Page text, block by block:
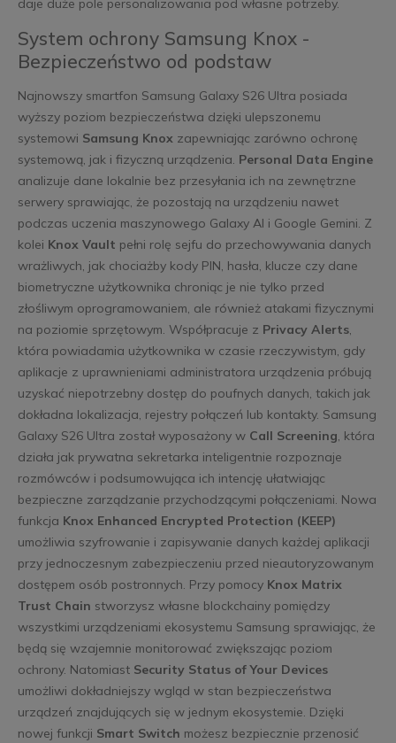
daje duże pole personalizowania pod własne potrzeby.
System ochrony Samsung Knox -
Bezpieczeństwo od podstaw
Najnowszy smartfon Samsung Galaxy S26 Ultra posiada
wyższy poziom bezpieczeństwa dzięki ulepszonemu
systemowi Samsung Knoxzapewniając zarówno ochronę
systemową, jak i fizyczną urządzenia. Personal Data Engine
analizuje dane lokalnie bez przesyłania ich na zewnętrzne
serwery sprawiając, że pozostają na urządzeniu nawet
podczas uczenia maszynowego Galaxy AI i Google Gemini. Z
kolei Knox Vault pełni rolę sejfu do przechowywania danych
wrażliwych, jak chociażby kody PIN, hasła, klucze czy dane
biometryczne użytkownika chroniąc je nie tylko przed
złośliwym oprogramowaniem, ale również atakami fizycznymi
na poziomie sprzętowym. Współpracuje z Privacy Alerts,
która powiadamia użytkownika w czasie rzeczywistym, gdy
aplikacje z uprawnieniami administratora urządzenia próbują
uzyskać niepotrzebny dostęp do poufnych danych, takich jak
dokładna lokalizacja, rejestry połączeń lub kontakty. Samsung
Galaxy S26 Ultra został wyposażony w Call Screening, która
działa jak prywatna sekretarka inteligentnie rozpoznaje
rozmówców i podsumowująca ich intencję ułatwiając
bezpieczne zarządzanie przychodzącymi połączeniami. Nowa
funkcja Knox Enhanced Encrypted Protection (KEEP)
umożliwia szyfrowanie i zapisywanie danych każdej aplikacji
przy jednoczesnym zabezpieczeniu przed nieautoryzowanym
dostępem osób postronnych. Przy pomocy Knox Matrix
Trust Chain stworzysz własne blockchainy pomiędzy
wszystkimi urządzeniami ekosystemu Samsung sprawiając, że
będą się wzajemnie monitorować zwiększając poziom
ochrony. Natomiast Security Status of Your Devices
umożliwi dokładniejszy wgląd w stan bezpieczeństwa
urządzeń znajdujących się w jednym ekosystemie. Dzięki
nowej funkcji Smart Switch możesz bezpiecznie przenosić